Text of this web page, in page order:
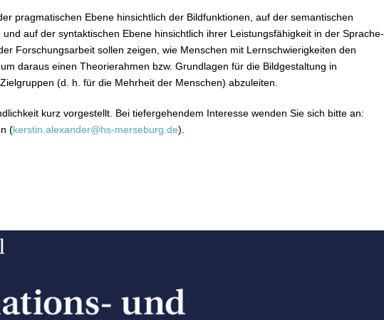
pragmatischen Ebene hinsichtlich der Bildfunktionen, auf der semantischen
auf der syntaktischen Ebene hinsichtlich ihrer Leistungsfähigkeit in der Sprache-
Forschungsarbeit sollen zeigen, wie Menschen mit Lernschwierigkeiten den
daraus einen Theorierahmen bzw. Grundlagen für die Bildgestaltung in
(d. h. für die Mehrheit der Menschen) abzuleiten.
kurz vorgestellt. Bei tiefergehendem Interesse wenden Sie sich bitte an:
(kerstin.alexander@hs-merseburg.de).